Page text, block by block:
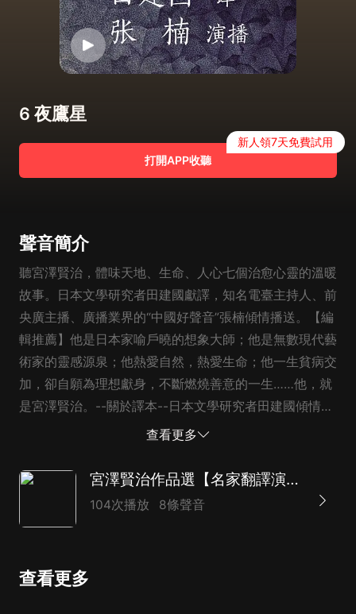
6 夜鷹星
打開APP收聽
新人領7天免費試用
聲音簡介
聽宮澤賢治，體味天地、生命、人心七個治愈心靈的溫暖
故事。日本文學研究者田建國獻譯，知名電臺主持人、前
央廣主播、廣播業界的“中國好聲音”張楠傾情播送。【編
輯推薦】他是日本家喻戶曉的想象大師；他是無數現代藝
術家的靈感源泉；他熱愛自然，熱愛生命；他一生貧病交
加，卻自願為理想獻身，不斷燃燒善意的一生……他，就
是宮澤賢治。--關於譯本--日本文學研究者田建國傾情獻
譯，引領你暢遊宮澤賢治奇幻瑰麗的想象世界。【這是一
的餐...
查看更多
宮澤賢治作品選【名家翻譯演播】
104次播放 8條聲音
查看更多